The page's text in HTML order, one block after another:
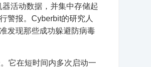
活动数据，并集中存储起
警报。Cyberbit的研究人
发现那些成功躲避防病毒
它在短时间内多次启动一